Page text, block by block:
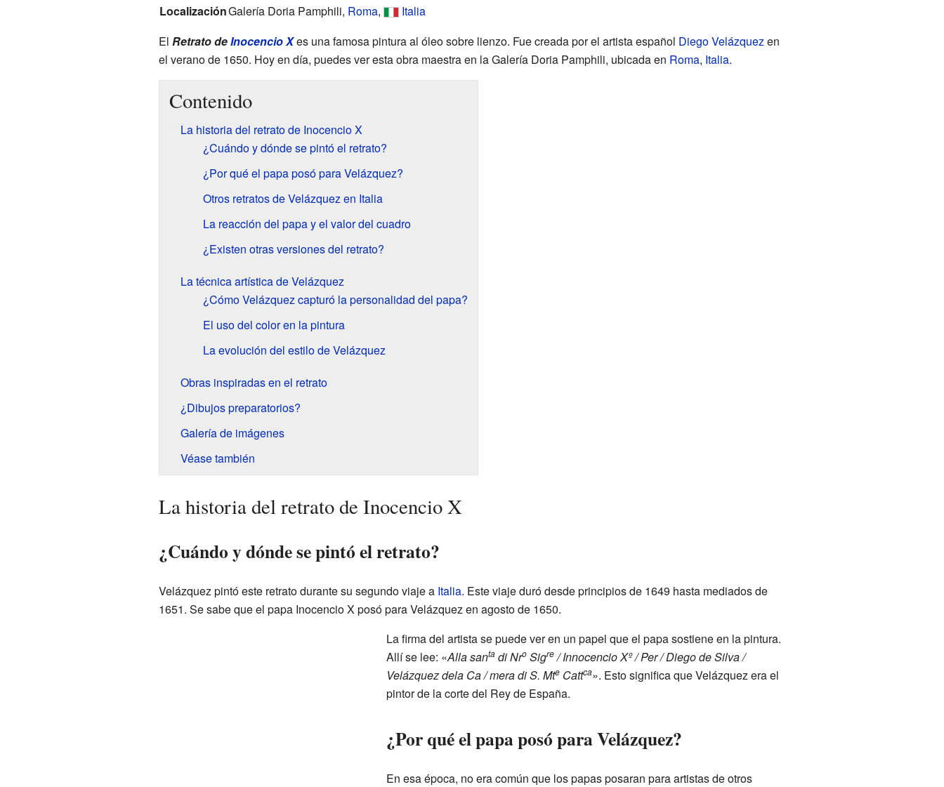
LocalizaciónGalería Doria Pamphili, Roma,
Italia
El Retrato deInocencio Xes una famosa pintura al óleo sobre lienzo. Fue creada por el artista español Diego Velázquezen
el verano de 1650. Hoy en día, puedes ver esta obra maestra en la Galería Doria Pamphili, ubicada en Roma, Italia.
Contenido
La historia del retrato de Inocencio X
¿Cuándo y dónde se pintó el retrato?
¿Por qué el papa posó para Velázquez?
Otros retratos de Velázquez en Italia
La reacción del papa y el valor del cuadro
¿Existen otras versiones del retrato?
La técnica artística de Velázquez
¿Cómo Velázquez capturó la personalidad del papa?
El uso del color en la pintura
La evolución del estilo de Velázquez
Obras inspiradas en el retrato
¿Dibujos preparatorios?
Galería de imágenes
Véase también
La historia del retrato de Inocencio X
¿Cuándo y dónde se pintó el retrato?
Velázquez pintó este retrato durante su segundo viaje a Italia. Este viaje duró desde principios de 1649 hasta mediados de
1651. Se sabe que el papa Inocencio X posó para Velázquez en agosto de 1650.
La firma del artista se puede ver en un papel que el papa sostiene en la pintura.
Allí se lee: «Alla santadi NroSigre/ Innocencio Xº / Per / Diego de Silva /
Velázquez dela Ca / mera di S. MteCattca». Esto significa que Velázquez era el
pintor de la corte del Rey de España.
¿Por qué el papa posó para Velázquez?
En esa época, no era común que los papas posaran para artistas de otros